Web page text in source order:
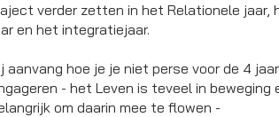
verder zetten in het Relationele jaar,
en het integratiejaar.
aanvang hoe je je niet perse voor de 4
- het Leven is teveel in beweging
om daarin mee te flowen -​